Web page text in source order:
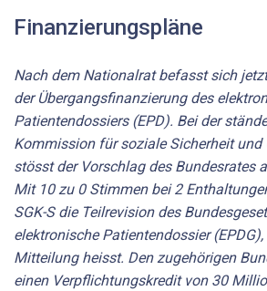
Finanzierungspläne
Nach dem Nationalrat befasst sich
der Übergangsfinanzierung des
Patientendossiers (EPD). Bei der
Kommission für soziale Sicherheit und
stösst der Vorschlag des Bundesrates
Mit 10 zu 0 Stimmen bei 2
SGK-S die Teilrevision des
elektronische Patientendossier
Mitteilung heisst. Den zugehörigen
einen Verpflichtungskredit von 30